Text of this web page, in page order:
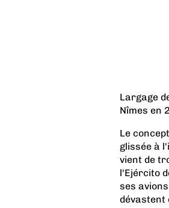
Largage
Nîmes en
Le
glissée à
vient de
l'Ejército
ses
dévastent